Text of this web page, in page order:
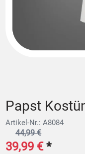
Papst
Artikel-Nr.: A8084
39,99 €*
44,99 €